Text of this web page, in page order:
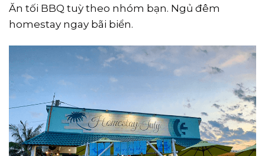
Ăn tối BBQ tuỳ theo nhóm bạn. Ngủ đêm
homestay ngay bãi biển.